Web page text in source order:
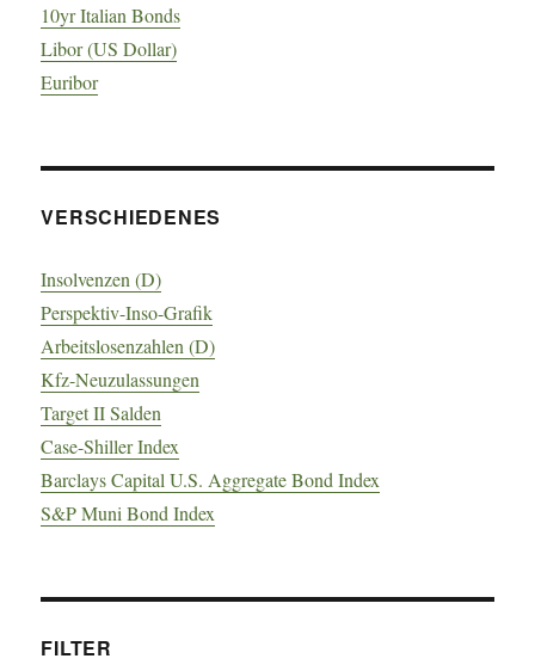
10yr Italian Bonds
Libor (US Dollar)
Euribor
VERSCHIEDENES
Insolvenzen (D)
Perspektiv-Inso-Grafik
Arbeitslosenzahlen (D)
Kfz-Neuzulassungen
Target II Salden
Case-Shiller Index
Barclays Capital U.S. Aggregate Bond Index
S&P Muni Bond Index
FILTER